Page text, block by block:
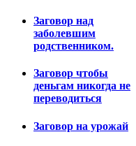
Заговор над
заболевшим
родственником.
Заговор чтобы
деньгам никогда не
переводиться
Заговор на урожай